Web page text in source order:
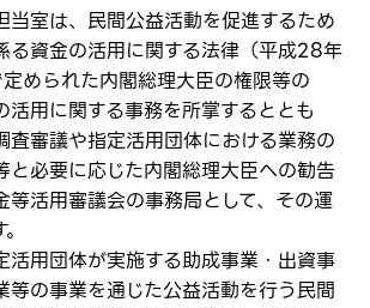
当室は、民間公益活動を促進するため
る資金の活用に関する法律（平成28年
められた内閣総理大臣の権限等の
活用に関する事務を所掌するととも
査審議や指定活用団体における業務の
と必要に応じた内閣総理大臣への勧告
等活用審議会の事務局として、その運
活用団体が実施する助成事業・出資事
等の事業を通じた公益活動を行う民間